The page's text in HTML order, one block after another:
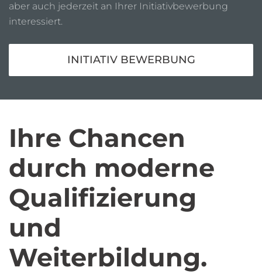
aber auch jederzeit an Ihrer Initiativbewerbung
interessiert.
INITIATIV BEWERBUNG
Ihre Chancen
durch moderne
Qualifizierung
und
Weiterbildung.